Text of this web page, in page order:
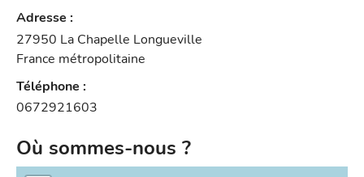
Adresse :
27950 La Chapelle Longueville
France métropolitaine
Téléphone :
0672921603
Où sommes-nous ?